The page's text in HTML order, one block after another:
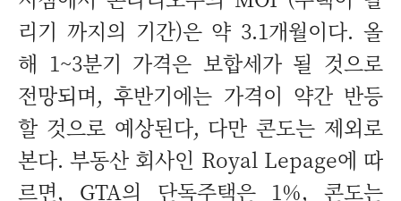
리기 까지의 기간)은 약 3.1개월이다. 올
해 1~3분기 가격은 보합세가 될 것으로
전망되며, 후반기에는 가격이 약간 반등
할 것으로 예상된다, 다만 콘도는 제외로
본다. 부동산 회사인 Royal Lepage에 따
르면, GTA의 단독주택은 1%, 콘도는